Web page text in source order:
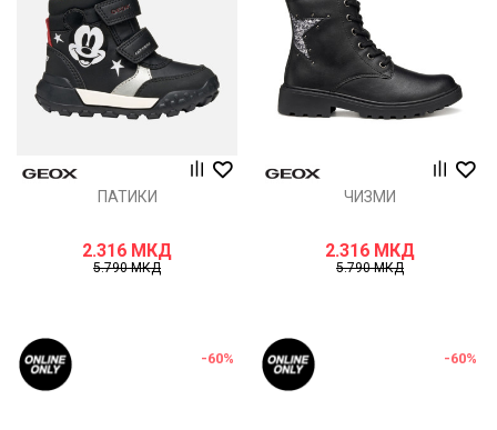
ПАТИКИ
2.316 МКД
5.790МКД
ЧИЗМИ
2.316 МКД
5.790МКД
-60% -60%